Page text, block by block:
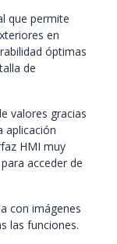
que permite
en
óptimas
de
valores gracias
aplicación
HMI muy
acceder de
con imágenes
las funciones.